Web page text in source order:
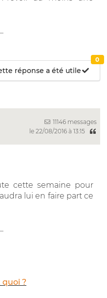
réponse a été utile
0
11146 messages
le 22/08/2016 à 13:15
cette semaine pour
lui en faire part ce
quoi ?